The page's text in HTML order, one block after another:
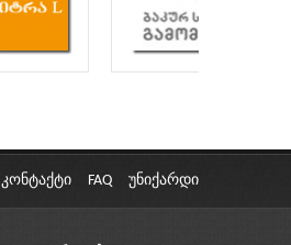
კონტაქტი FAQ უნიქარდი